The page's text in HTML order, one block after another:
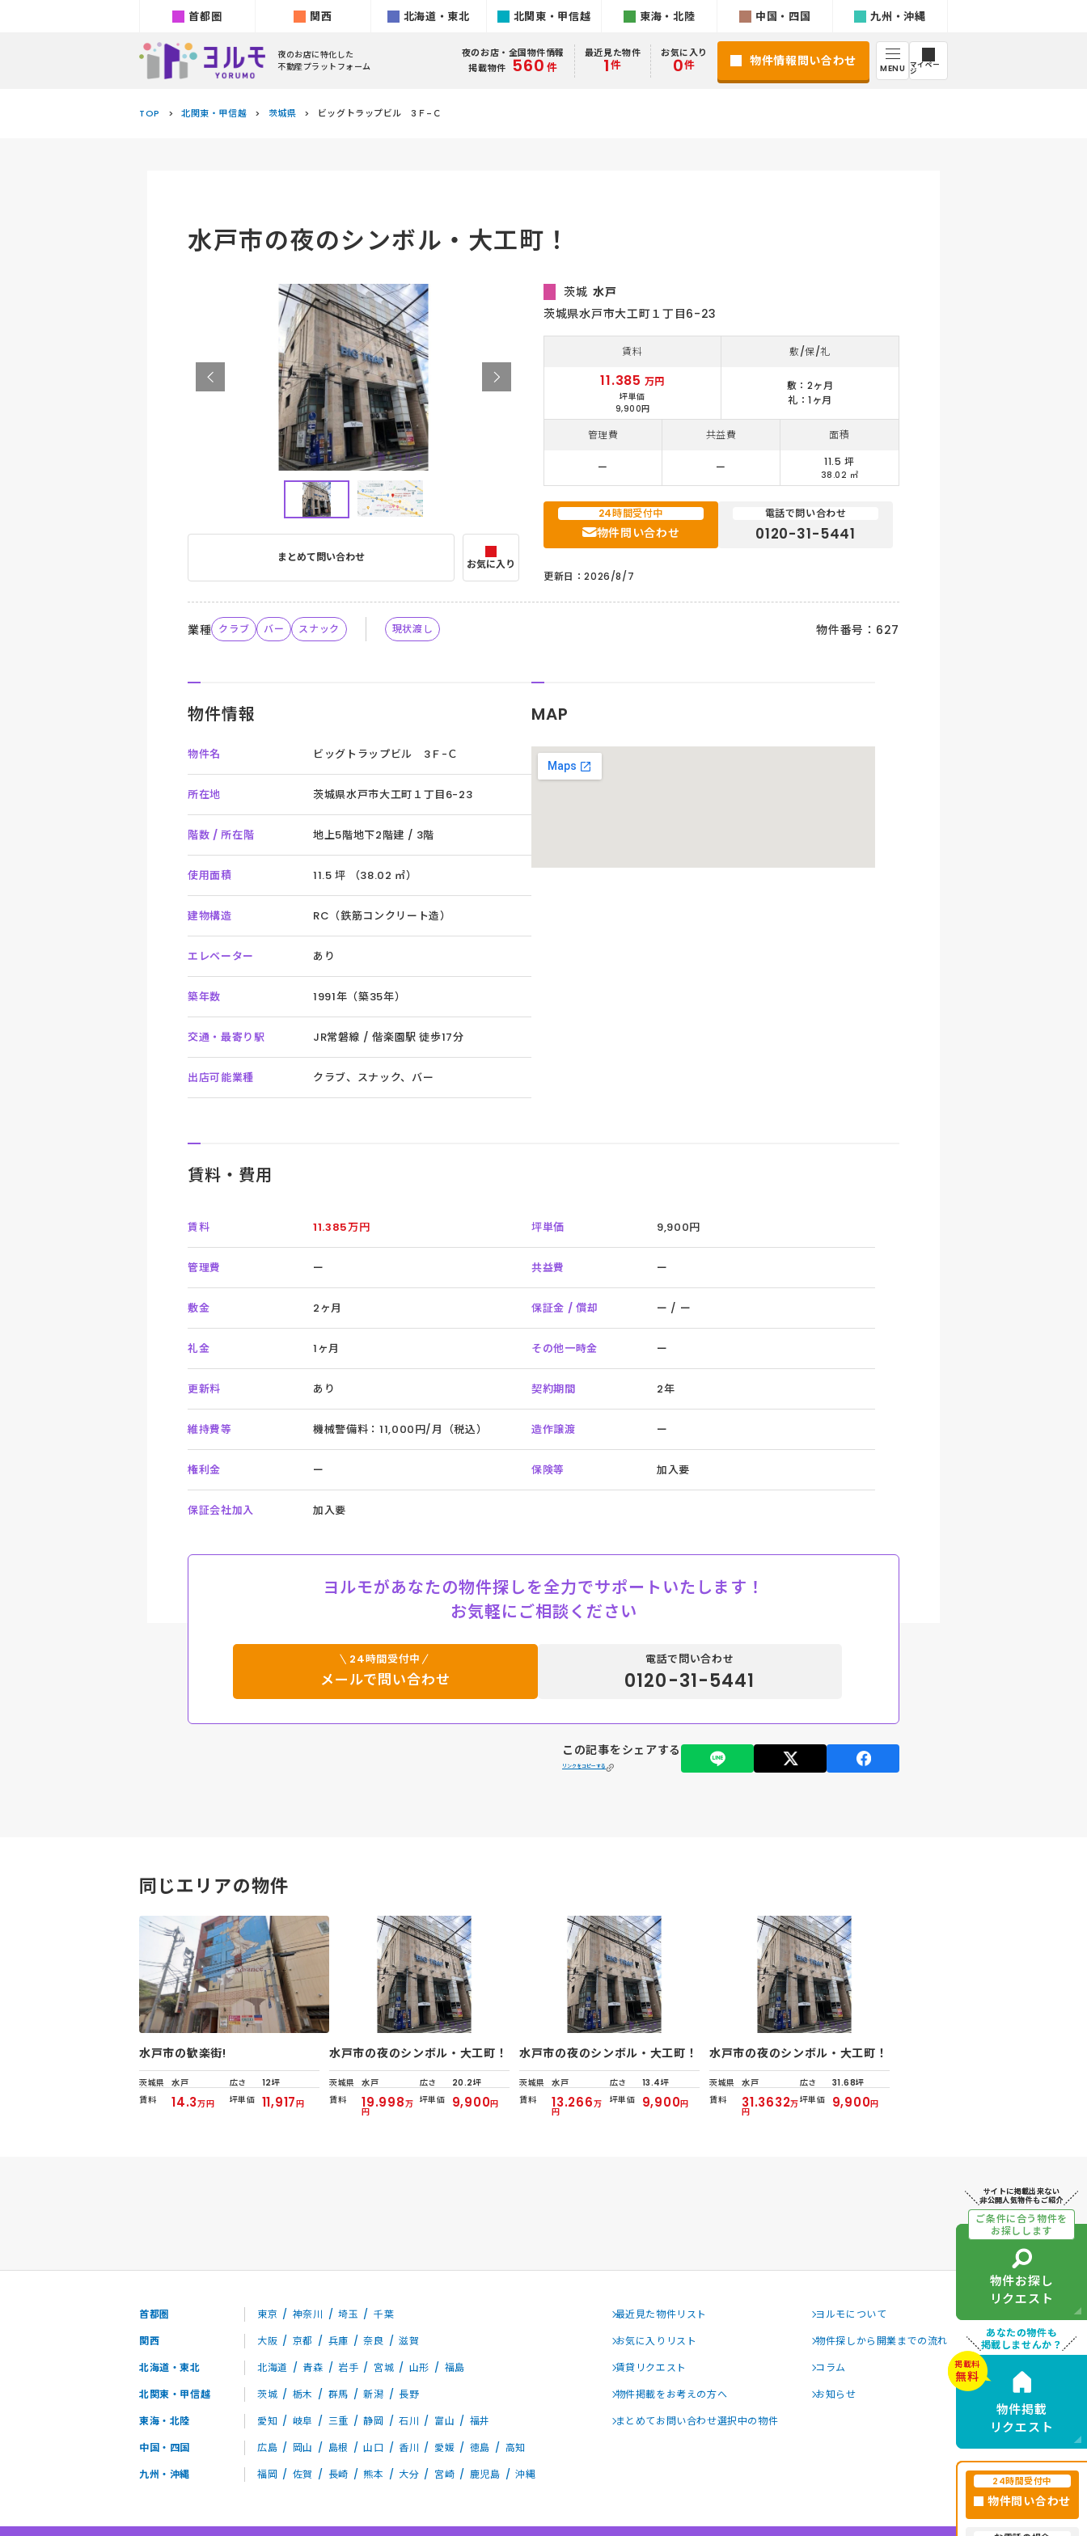
首都圏 関西 北海道・東北 北関東・甲信越 東海・北陸 中国・四国 九州・沖縄
夜のお店に特化した
不動産プラットフォーム
夜のお店・全国物件情報
掲載物件 560 件
最近見た物件
1件
お気に入り
0件 物件情報問い合わせ MENU マイペー
ジ
TOP 北関東・甲信越 茨城県 ビッグトラップビル 3Ｆ-Ｃ
水戸市の夜のシンボル・大工町！
まとめて問い合わせ お気に入り
茨城 水戸
茨城県水戸市大工町１丁目6-23
賃料 敷/保/礼
11.385 万円
坪単価
9,900円
敷：2ヶ月
礼：1ヶ月
管理費 共益費 面積
ー ー 11.5 坪
38.02 ㎡
24時間受付中
物件問い合わせ
電話で問い合わせ
0120-31-5441
更新日：2026/8/7
業種 クラブ バー スナック 現状渡し 物件番号：627
物件情報
物件名 ビッグトラップビル 3Ｆ-Ｃ
所在地 茨城県水戸市大工町１丁目6-23
階数 / 所在階 地上5階地下2階建 / 3階
使用面積 11.5 坪 （38.02 ㎡）
建物構造 RC（鉄筋コンクリート造）
エレベーター あり
築年数 1991年（築35年）
交通・最寄り駅 JR常磐線 / 偕楽園駅 徒歩17分
出店可能業種 クラブ、スナック、バー
MAP
賃料・費用
賃料 11.385万円 坪単価 9,900円
管理費 ー 共益費 ー
敷金 2ヶ月 保証金 / 償却 ー / ー
礼金 1ヶ月 その他一時金 ー
更新料 あり 契約期間 2年
維持費等 機械警備料：11,000円/月（税込） 造作譲渡 ー
権利金 ー 保険等 加入要
保証会社加入 加入要
ヨルモがあなたの物件探しを全力でサポートいたします！
お気軽にご相談ください
24時間受付中
メールで問い合わせ
電話で問い合わせ
0120-31-5441
この記事をシェアする
リンクをコピーする
同じエリアの物件
水戸市の歓楽街!
茨城県 水戸 広さ
12坪
賃料
14.3万円 坪単価 11,917円
水戸市の夜のシンボル・大工町！
茨城県 水戸 広さ
20.2坪
賃料
19.998万
円
坪単価 9,900円
水戸市の夜のシンボル・大工町！
茨城県 水戸 広さ
13.4坪
賃料
13.266万
円
坪単価 9,900円
水戸市の夜のシンボル・大工町！
茨城県 水戸 広さ
31.68坪
賃料
31.3632万
円
坪単価 9,900円
サイトに掲載出来ない
非公開人気物件もご紹介
ご条件に合う物件を
お探しします
物件お探し
リクエスト
あなたの物件も
掲載しませんか？
掲載料
無料
物件掲載
リクエスト
24時間受付中
物件問い合わせ
首都圏 東京 神奈川 埼玉
千葉
関西
大阪 京都 兵庫 奈良
滋賀
北海道・東北
北海道 青森 岩手 宮城 山形
福島
北関東・甲信越
茨城 栃木 群馬 新潟
長野
東海・北陸
愛知 岐阜 三重 静岡 石川 富山
福井
中国・四国
広島 岡山 島根 山口 香川 愛媛 徳島
高知
九州・沖縄
福岡 佐賀 長崎 熊本 大分 宮崎 鹿児島 沖縄
最近見た物件リスト
お気に入りリスト
賃貸リクエスト
物件掲載をお考えの方へ
まとめてお問い合わせ選択中の物件
ヨルモについて
物件探しから開業までの流れ
コラム
お知らせ
サイトに掲載出来ない
非公開人気物件もご紹介
ご条件に合う物件を
お探しします
物件お探し
リクエスト
あなたの物件も
掲載しませんか？
掲載料
無料
物件掲載
リクエスト
24時間受付中
物件問い合わせ